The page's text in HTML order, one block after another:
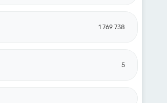
1 769 738
5